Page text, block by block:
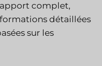
complet,
détaillées
sur les